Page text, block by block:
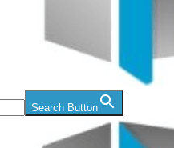
Search Button